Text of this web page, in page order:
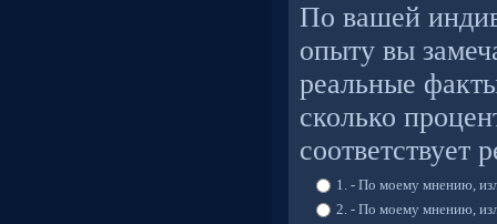
По вашей
опыту вы
реальные
сколько
соответствует
1. - По моему мнению,
2. - По моему мнению,